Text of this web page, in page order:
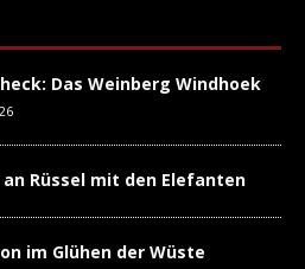
Das Weinberg Windhoek
an Rüssel mit den Elefanten
im Glühen der Wüste